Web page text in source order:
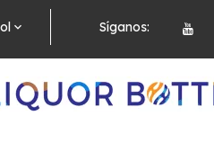
Síganos: